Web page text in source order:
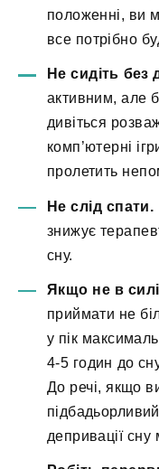
положенні, ви
все потрібно
Не сидіть без
активним, але
дивіться
комп’ютерні
пролетить
Не слід спати.
знижує
сну.
Якщо не в
приймати не
у пік
4-5 годин до
До речі, якщо
депривації